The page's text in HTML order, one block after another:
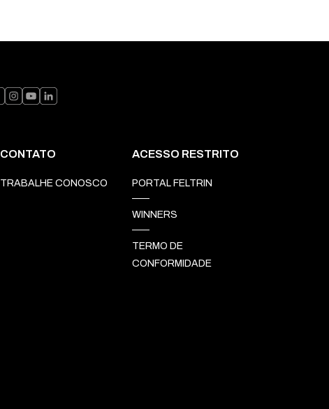
CONTATO
TRABALHE CONOSCO
ACESSO RESTRITO
PORTAL FELTRIN
WINNERS
TERMO DE
CONFORMIDADE